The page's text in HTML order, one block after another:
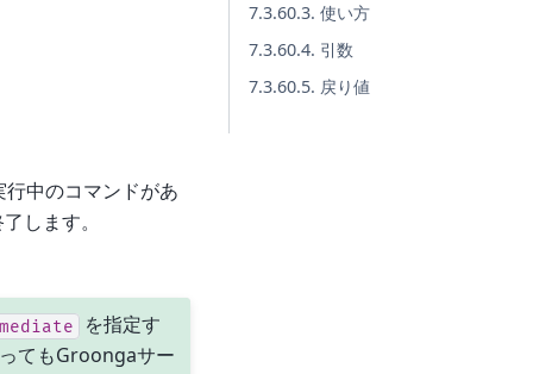
中のコマンドがあ
します。
を指定す
てもGroongaサー
7.3.60.3. 使い方
7.3.60.4. 引数
7.3.60.5. 戻り値